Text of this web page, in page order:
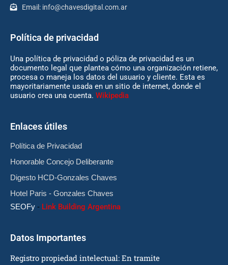
Email: info@chavesdigital.com.ar
Política de privacidad
Una política de privacidad o póliza de privacidad es un
documento legal que plantea cómo una organización retiene,
procesa o maneja los datos del usuario y cliente. Esta es
mayoritariamente usada en un sitio de internet, donde el
usuario crea una cuenta. Wikipedia
Enlaces útiles
Política de Privacidad
Honorable Concejo Deliberante
Digesto HCD-Gonzales Chaves
Hotel Paris - Gonzales Chaves
SEOFy - Link Building Argentina
Datos Importantes
Registro propiedad intelectual: En tramite